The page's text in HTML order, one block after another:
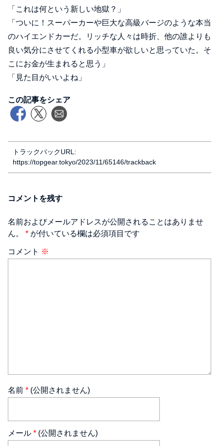
「これは何という新しい地獄？」
「ついに！スーパーカーや巨大な高級バージのような本当
のハイエンドカーだ。リッチな人々は時折、他の誰よりも
良い気分にさせてくれる小型車が欲しいと思っていた。そ
こにお金が生まれると思う」
「見た目がいいよね」
この記事をシェア
トラックバックURL:
https://topgear.tokyo/2023/11/65146/trackback
コメントを残す
名前およびメールアドレスが公開されることはありませ
ん。 * が付いている欄は必須項目です
コメント ※
名前 * (公開されません)
メール * (公開されません)